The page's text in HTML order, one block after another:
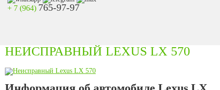
+ 7 (964) 765-97-97
НЕИСПРАВНЫЙ LEXUS LX 570